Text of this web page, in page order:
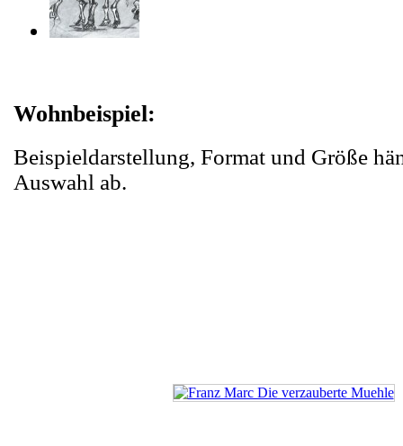
Wohnbeispiel:
Beispieldarstellung, Format und Größe
Auswahl ab.